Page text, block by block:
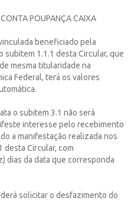
POUPANÇA CAIXA
beneficiado pela
subitem 1.1.1 desta Circular, que
mesma titularidade na
Federal, terá os valores
o subitem 3.1 não será
interesse pelo recebimento
a manifestação realizada nos
desta Circular, com
dias da data que corresponda
solicitar o desfazimento do